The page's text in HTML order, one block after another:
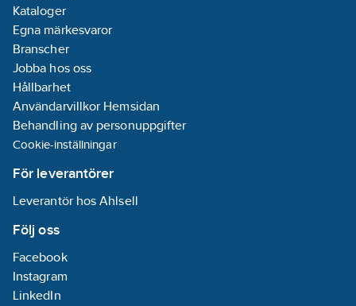
Kataloger
Egna märkesvaror
Branscher
Jobba hos oss
Hållbarhet
Användarvillkor Hemsidan
Behandling av personuppgifter
Cookie-inställningar
För leverantörer
Leverantör hos Ahlsell
Följ oss
Facebook
Instagram
LinkedIn